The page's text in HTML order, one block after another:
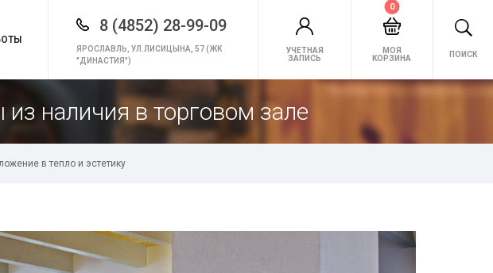
8 (4852) 28-99-09
ЯРОСЛАВЛЬ, УЛ.ЛИСИЦЫНА, 57 (ЖК
"ДИНАСТИЯ")
УЧЕТНАЯ
ЗАПИСЬ
МОЯ
КОРЗИНА
0
ПОИСК
наличия в торговом зале
в тепло и эстетику